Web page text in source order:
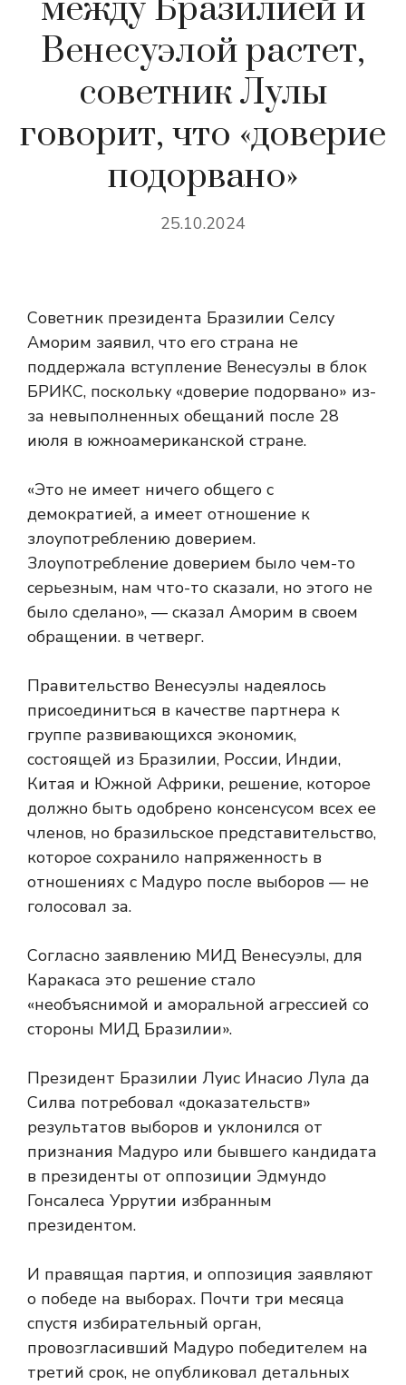
между Бразилией и
Венесуэлой растет,
советник Лулы
говорит, что «доверие
подорвано»
25.10.2024
Советник президента Бразилии Селсу
Аморим заявил, что его страна не
поддержала вступление Венесуэлы в блок
БРИКС, поскольку «доверие подорвано» из-
за невыполненных обещаний после 28
июля в южноамериканской стране.
«Это не имеет ничего общего с
демократией, а имеет отношение к
злоупотреблению доверием.
Злоупотребление доверием было чем-то
серьезным, нам что-то сказали, но этого не
было сделано», — сказал Аморим в своем
обращении. в четверг.
Правительство Венесуэлы надеялось
присоединиться в качестве партнера к
группе развивающихся экономик,
состоящей из Бразилии, России, Индии,
Китая и Южной Африки, решение, которое
должно быть одобрено консенсусом всех ее
членов, но бразильское представительство,
которое сохранило напряженность в
отношениях с Мадуро после выборов — не
голосовал за.
Согласно заявлению МИД Венесуэлы, для
Каракаса это решение стало
«необъяснимой и аморальной агрессией со
стороны МИД Бразилии».
Президент Бразилии Луис Инасио Лула да
Силва потребовал «доказательств»
результатов выборов и уклонился от
признания Мадуро или бывшего кандидата
в президенты от оппозиции Эдмундо
Гонсалеса Уррутии избранным
президентом.
И правящая партия, и оппозиция заявляют
о победе на выборах. Почти три месяца
спустя избирательный орган,
провозгласивший Мадуро победителем на
третий срок, не опубликовал детальных